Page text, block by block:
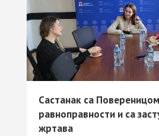
Састанак са
равноправности и са
жртава